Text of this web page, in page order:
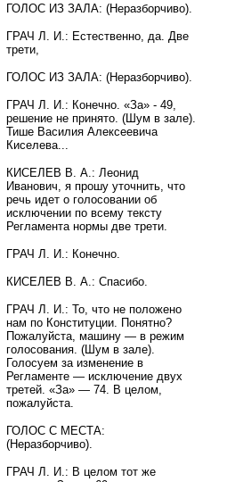
ГОЛОС ИЗ ЗАЛА: (Неразборчиво).
ГРАЧ Л. И.: Естественно, да. Две
трети,
ГОЛОС ИЗ ЗАЛА: (Неразборчиво).
ГРАЧ Л. И.: Конечно. «За» - 49,
решение не принято. (Шум в зале).
Тише Василия Алексеевича
Киселева...
КИСЕЛЕВ В. А.: Леонид
Иванович, я прошу уточнить, что
речь идет о голосовании об
исключении по всему тексту
Регламента нормы две трети.
ГРАЧ Л. И.: Конечно.
КИСЕЛЕВ В. А.: Спасибо.
ГРАЧ Л. И.: То, что не положено
нам по Конституции. Понятно?
Пожалуйста, машину — в режим
голосования. (Шум в зале).
Голосуем за изменение в
Регламенте — исключение двух
третей. «За» — 74. В целом,
пожалуйста.
ГОЛОС С МЕСТА:
(Неразборчиво).
ГРАЧ Л. И.: В целом тот же